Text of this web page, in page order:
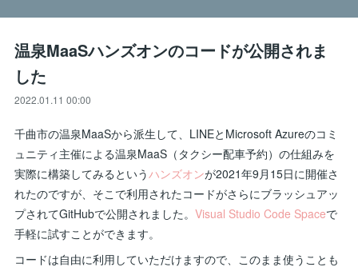
温泉MaaSハンズオンのコードが公開されま
した
2022.01.11 00:00
千曲市の温泉MaaSから派生して、LINEとMicrosoft Azureのコミ
ュニティ主催による温泉MaaS（タクシー配車予約）の仕組みを
実際に構築してみるというハンズオンが2021年9月15日に開催さ
れたのですが、そこで利用されたコードがさらにブラッシュアッ
プされてGitHubで公開されました。Visual Studio Code Spaceで
手軽に試すことができます。
コードは自由に利用していただけますので、このまま使うことも